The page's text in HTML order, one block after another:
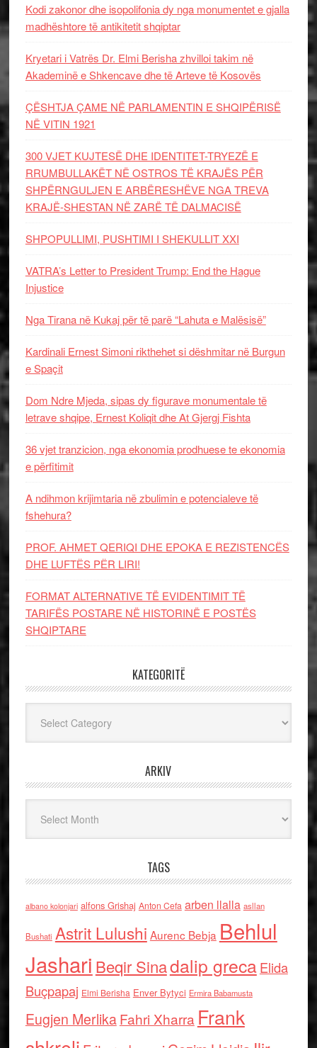
Kodi zakonor dhe isopolifonia dy nga monumentet e gjalla
madhështore të antikitetit shqiptar
Kryetari i Vatrës Dr. Elmi Berisha zhvilloi takim në
Akademinë e Shkencave dhe të Arteve të Kosovës
ÇËSHTJA ÇAME NË PARLAMENTIN E SHQIPËRISË
NË VITIN 1921
300 VJET KUJTESË DHE IDENTITET-TRYEZË E
RRUMBULLAKËT NË OSTROS TË KRAJËS PËR
SHPËRNGULJEN E ARBËRESHËVE NGA TREVA
KRAJË-SHESTAN NË ZARË TË DALMACISË
SHPOPULLIMI, PUSHTIMI I SHEKULLIT XXI
VATRA’s Letter to President Trump: End the Hague
Injustice
Nga Tirana në Kukaj për të parë “Lahuta e Malësisë”
Kardinali Ernest Simoni rikthehet si dëshmitar në Burgun
e Spaçit
Dom Ndre Mjeda, sipas dy figurave monumentale të
letrave shqipe, Ernest Koliqit dhe At Gjergj Fishta
36 vjet tranzicion, nga ekonomia prodhuese te ekonomia
e përfitimit
A ndihmon krijimtaria në zbulimin e potencialeve të
fshehura?
PROF. AHMET QERIQI DHE EPOKA E REZISTENCЁS
DHE LUFTЁS PЁR LIRI!
FORMAT ALTERNATIVE TË EVIDENTIMIT TË
TARIFËS POSTARE NË HISTORINË E POSTËS
SHQIPTARE
KATEGORITË
ARKIV
TAGS
albano kolonjari alfons Grishaj Anton Cefa arben llalla asllan
Bushati Astrit Lulushi Aurenc Bebja Behlul
Jashari Beqir Sinadalip grecaElida
Buçpapaj Elmi Berisha Enver Bytyci Ermira Babamusta
Eugjen MerlikaFahri Xharra Frank